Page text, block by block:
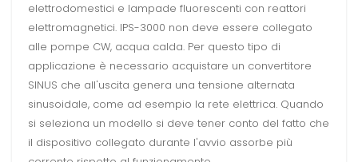
elettrodomestici e lampade fluorescenti con reattori
elettromagnetici. IPS-3000 non deve essere collegato
alle pompe CW, acqua calda. Per questo tipo di
applicazione è necessario acquistare un convertitore
SINUS che all'uscita genera una tensione alternata
sinusoidale, come ad esempio la rete elettrica. Quando
si seleziona un modello si deve tener conto del fatto che
il dispositivo collegato durante l'avvio assorbe più